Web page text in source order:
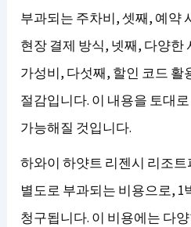
부과되는 주차비, 셋째, 예약
현장 결제 방식, 넷째, 다양한
가성비, 다섯째, 할인 코드 활
절감입니다. 이 내용을 토대
가능해질 것입니다.
하와이 하얏트 리젠시 리조트
별도로 부과되는 비용으로, 1
청구됩니다. 이 비용에는 다